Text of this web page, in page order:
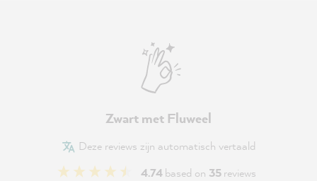
Zwart met Fluweel
Deze reviews zijn automatisch vertaald
4.74based on 35reviews